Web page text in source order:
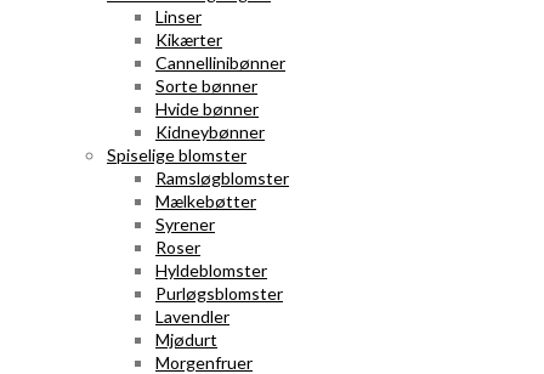
Linser
Kikærter
Cannellinibønner
Sorte bønner
Hvide bønner
Kidneybønner
Spiselige blomster
Ramsløgblomster
Mælkebøtter
Syrener
Roser
Hyldeblomster
Purløgsblomster
Lavendler
Mjødurt
Morgenfruer